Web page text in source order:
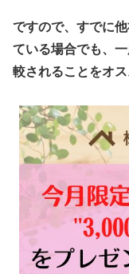
ですので、すでに
ている場合でも、
較されることをオス